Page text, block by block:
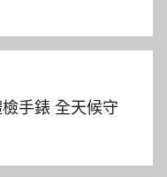
手錶 全天候守